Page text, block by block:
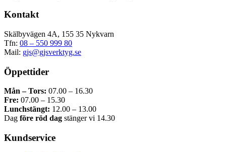
Kontakt
Skälbyvägen 4A, 155 35 Nykvarn
Tfn: 08 – 550 999 80
Mail: gjs@gjsverktyg.se
Öppettider
Mån – Tors: 07.00 – 16.30
Fre: 07.00 – 15.30
Lunchstängt: 12.00 – 13.00
Dag före röd dag stänger vi 14.30
Kundservice